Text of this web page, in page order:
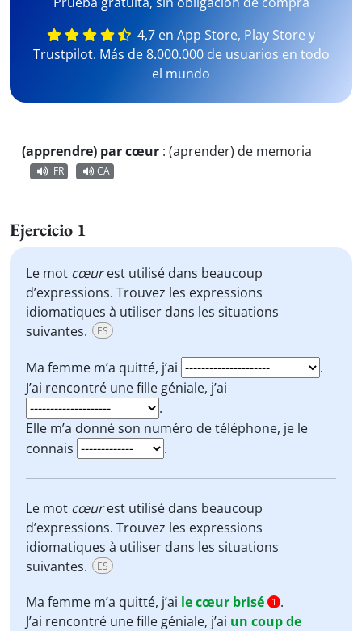
4,7 en App Store, Play Store y
Trustpilot. Más de 8.000.000 de usuarios en todo
el mundo
(apprendre) par cœur : (aprender) de memoria
FR CA
Ejercicio 1
Le mot cœurest utilisé dans beaucoup
d’expressions. Trouvez les expressions
idiomatiques à utiliser dans les situations
suivantes.
ES
Ma femme m’a quitté, j’ai
.
J’ai rencontré une fille géniale, j’ai
.
Elle m’a donné son numéro de téléphone, je le
connais
.
Le mot cœurest utilisé dans beaucoup
d’expressions. Trouvez les expressions
idiomatiques à utiliser dans les situations
suivantes.
ES
Ma femme m’a quitté, j’ai le cœur brisé 1 .
J’ai rencontré une fille géniale, j’ai un coup de